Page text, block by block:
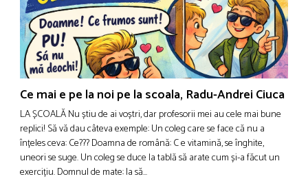
Ce mai e pe la noi pe la scoala, Radu-Andrei Ciuca
LA ȘCOALĂ Nu știu de ai voștri, dar profesorii mei au cele mai bune
replici! Să vă dau câteva exemple: Un coleg care se face că nu a
înțeles ceva: Ce??? Doamna de română: C e vitamină, se înghite,
uneori se suge. Un coleg se duce la tablă să arate cum și-a făcut un
exercițiu. Domnul de mate: Ia să...